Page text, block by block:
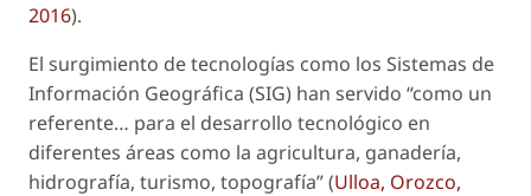
2016).
El surgimiento de tecnologías como los Sistemas de
Información Geográfica (SIG) han servido “como un
referente… para el desarrollo tecnológico en
diferentes áreas como la agricultura, ganadería,
hidrografía, turismo, topografía” (Ulloa, Orozco,